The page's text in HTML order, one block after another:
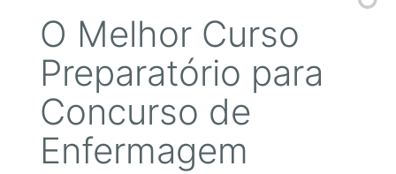
O Melhor Curso
Preparatório para
Concurso de
Enfermagem